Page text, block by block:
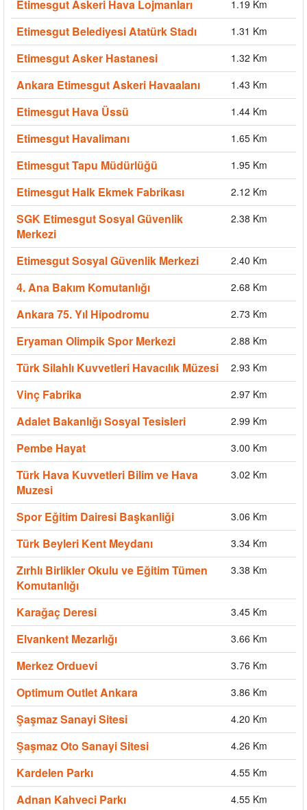
Etimesgut Askeri Hava Lojmanları 1.19 Km
Etimesgut Belediyesi Atatürk Stadı 1.31 Km
Etimesgut Asker Hastanesi 1.32 Km
Ankara Etimesgut Askeri Havaalanı 1.43 Km
Etimesgut Hava Üssü 1.44 Km
Etimesgut Havalimanı 1.65 Km
Etimesgut Tapu Müdürlüğü 1.95 Km
Etimesgut Halk Ekmek Fabrikası 2.12 Km
SGK Etimesgut Sosyal Güvenlik
Merkezi
2.38 Km
Etimesgut Sosyal Güvenlik Merkezi 2.40 Km
4. Ana Bakım Komutanlığı 2.68 Km
Ankara 75. Yıl Hipodromu 2.73 Km
Eryaman Olimpik Spor Merkezi 2.88 Km
Türk Silahlı Kuvvetleri Havacılık Müzesi 2.93 Km
Vinç Fabrika 2.97 Km
Adalet Bakanlığı Sosyal Tesisleri 2.99 Km
Pembe Hayat 3.00 Km
Türk Hava Kuvvetleri Bilim ve Hava
Muzesi
3.02 Km
Spor Eğitim Dairesi Başkanliği 3.06 Km
Türk Beyleri Kent Meydanı 3.34 Km
Zırhlı Birlikler Okulu ve Eğitim Tümen
Komutanlığı
3.38 Km
Karağaç Deresi 3.45 Km
Elvankent Mezarlığı 3.66 Km
Merkez Orduevi 3.76 Km
Optimum Outlet Ankara 3.86 Km
Şaşmaz Sanayi Sitesi 4.20 Km
Şaşmaz Oto Sanayi Sitesi 4.26 Km
Kardelen Parkı 4.55 Km
Adnan Kahveci Parkı 4.55 Km